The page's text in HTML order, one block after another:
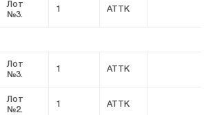
Лот
№3.
1 ATTK
Лот
№3.
1 ATTK
Лот
№2.
1 ATTK